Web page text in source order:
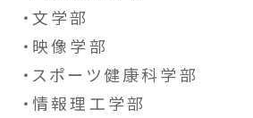
・文学部
・映像学部
・スポーツ健康科学部
・情報理工学部